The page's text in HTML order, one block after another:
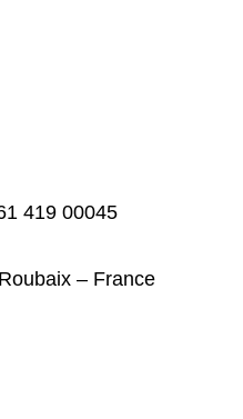
419 00045
– France